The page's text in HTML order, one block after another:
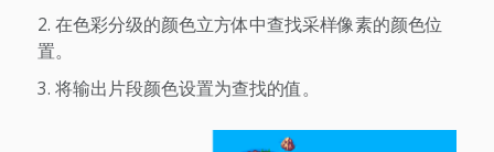
在色彩分级的颜色立方体中查找采样像素的颜色位
置。
将输出片段颜色设置为查找的值。